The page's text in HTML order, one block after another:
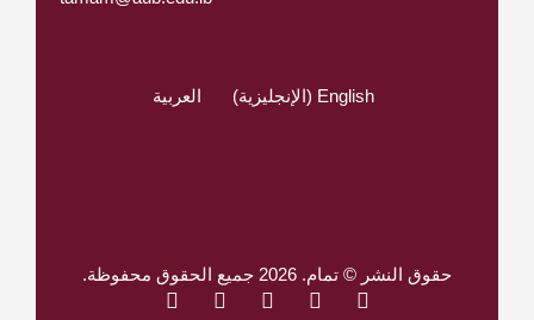
English
(الإنجليزية) العربية
حقوق النشر © تمام. 2026 جميع الحقوق محفوظة.